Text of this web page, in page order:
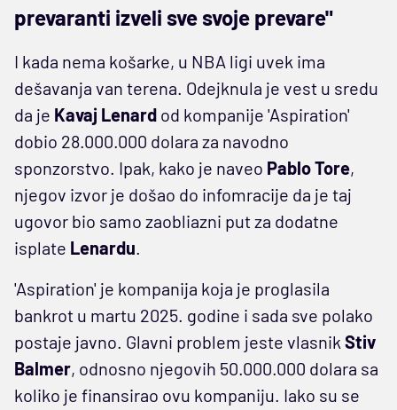
prevaranti izveli sve svoje prevare"
I kada nema košarke, u NBA ligi uvek ima
dešavanja van terena. Odejknula je vest u sredu
da je Kavaj Lenard od kompanije 'Aspiration'
dobio 28.000.000 dolara za navodno
sponzorstvo. Ipak, kako je naveo Pablo Tore,
njegov izvor je došao do infomracije da je taj
ugovor bio samo zaobliazni put za dodatne
isplate Lenardu.
'Aspiration' je kompanija koja je proglasila
bankrot u martu 2025. godine i sada sve polako
postaje javno. Glavni problem jeste vlasnik Stiv
Balmer, odnosno njegovih 50.000.000 dolara sa
koliko je finansirao ovu kompaniju. Iako su se